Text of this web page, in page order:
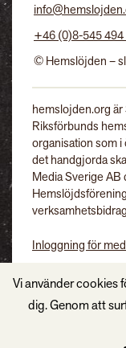
+46 (0)8-545 494
© Hemslöjden –
hemslojden.org
Riksförbunds
organisation som i
det handgjorda
Media Sverige
Inloggning för
Vi använder cookies
dig. Genom att